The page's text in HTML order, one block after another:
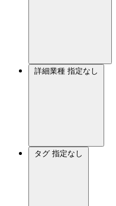
詳細業種 指定なし
タグ 指定なし